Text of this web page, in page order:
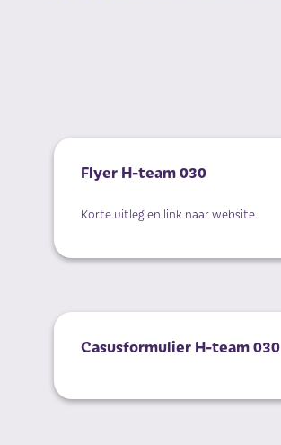
Flyer H-team 030
Korte uitleg en link naar website
Casusformulier H-team 030